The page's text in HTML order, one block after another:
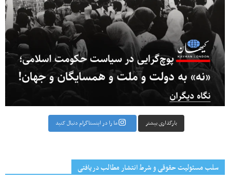
بارگذاری بیشتر ما را در اینستاگرام دنبال کنید
سلب مسئولیت حقوقی و شرط انتشار مطالب دریافتی